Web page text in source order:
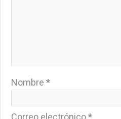
Nombre*
Correo electrónico*